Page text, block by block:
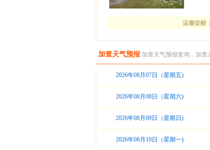
温馨提醒
加查天气预报 加查天气预报查询，加查
2026年08月07日（星期五)
2026年08月08日（星期六)
2026年08月09日（星期日)
2026年08月10日（星期一)